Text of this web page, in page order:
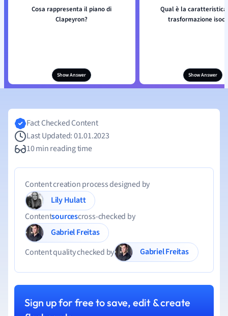
Cosa rappresenta il piano di
Clapeyron?
Show Answer
Qual è la caratteristica
trasformazione
Show Answer
Fact Checked Content
Last Updated: 01.01.2023
10 min reading time
Content creation process designed by
Lily Hulatt
Contentsourcescross-checked by
Gabriel Freitas
Content quality checked by
Gabriel Freitas
Sign up for free to save, edit & create